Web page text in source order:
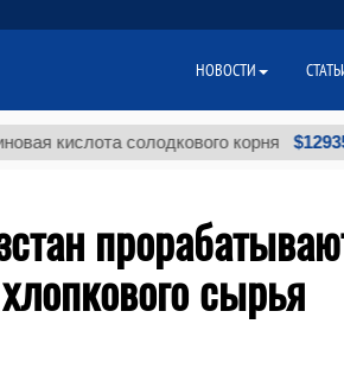
солодкового корня $12935,18
сырья
НОВОСТИ